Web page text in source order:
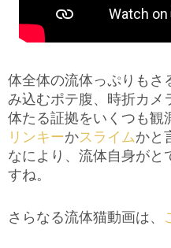
体全体の流体っぷりもさ
み込むポテ腹、時折カメ
体たる証拠をいくつも観
リンキーかスライムかと
なにより、流体自身が
すね。
さらなる流体猫動画は、